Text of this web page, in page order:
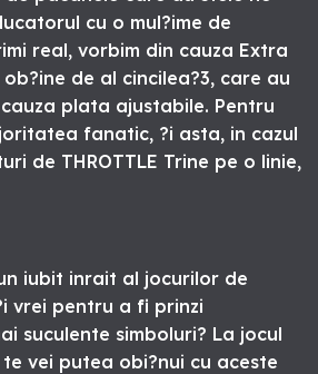
cu o mul?ime de
real, vorbim din cauza Extra
de al cincilea?3, care au
plata ajustabile. Pentru
fanatic, ?i asta, in cazul
de THROTTLE Trine pe o linie,
iubit inrait al jocurilor de
vrei pentru a fi prinzi
suculente simboluri? La jocul
vei putea obi?nui cu aceste